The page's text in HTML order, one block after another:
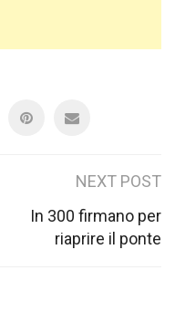
NEXT POST
In 300 firmano per
riaprire il ponte